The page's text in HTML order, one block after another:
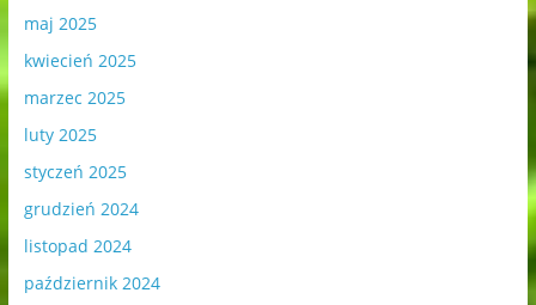
maj 2025
kwiecień 2025
marzec 2025
luty 2025
styczeń 2025
grudzień 2024
listopad 2024
październik 2024